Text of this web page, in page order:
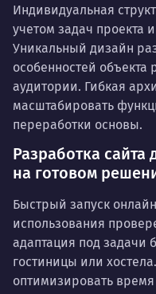
Индивидуальная
учетом задач проекта
Уникальный дизайн
особенностей
аудитории. Гибкая
масштабировать
переработки основы.
Разработка сайта
на готовом
Быстрый запуск
использования
адаптация под задачи
гостиницы или
оптимизировать